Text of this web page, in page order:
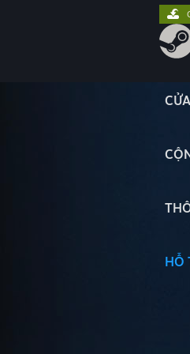
HỖ